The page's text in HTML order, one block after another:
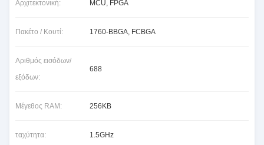
Αρχιτεκτονική: MCU, FPGA
Πακέτο / Κουτί: 1760-BBGA, FCBGA
Αριθμός εισόδων/
εξόδων:
688
Μέγεθος RAM: 256KB
ταχύτητα: 1.5GHz